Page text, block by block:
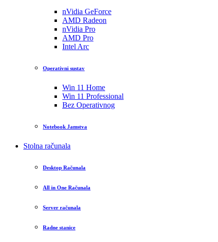
nVidia GeForce
AMD Radeon
nVidia Pro
AMD Pro
Intel Arc
Operativni sustav
Win 11 Home
Win 11 Professional
Bez Operativnog
Notebook Jamstva
Stolna računala
Desktop Računala
All in One Računala
Server računala
Radne stanice